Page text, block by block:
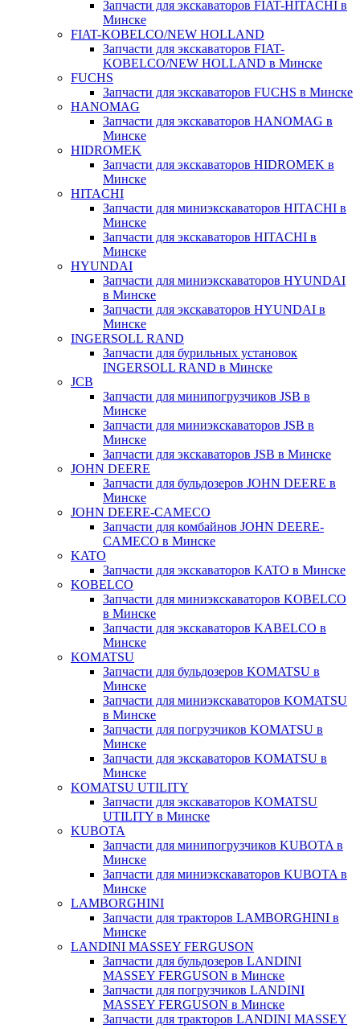
Запчасти для экскаваторов FIAT-HITACHI в
Минске
FIAT-KOBELCO/NEW HOLLAND
Запчасти для экскаваторов FIAT-
KOBELCO/NEW HOLLAND в Минске
FUCHS
Запчасти для экскаваторов FUCHS в Минске
HANOMAG
Запчасти для экскаваторов HANOMAG в
Минске
HIDROMEK
Запчасти для экскаваторов HIDROMEK в
Минске
HITACHI
Запчасти для миниэкскаваторов HITACHI в
Минске
Запчасти для экскаваторов HITACHI в
Минске
HYUNDAI
Запчасти для миниэкскаваторов HYUNDAI
в Минске
Запчасти для экскаваторов HYUNDAI в
Минске
INGERSOLL RAND
Запчасти для бурильных установок
INGERSOLL RAND в Минске
JCB
Запчасти для минипогрузчиков JSB в
Минске
Запчасти для миниэкскаваторов JSB в
Минске
Запчасти для экскаваторов JSB в Минске
JOHN DEERE
Запчасти для бульдозеров JOHN DEERE в
Минске
JOHN DEERE-CAMECO
Запчасти для комбайнов JOHN DEERE-
CAMECO в Минске
KATO
Запчасти для экскаваторов KATO в Минске
KOBELCO
Запчасти для миниэкскаваторов KOBELCO
в Минске
Запчасти для экскаваторов KABELCO в
Минске
KOMATSU
Запчасти для бульдозеров KOMATSU в
Минске
Запчасти для миниэкскаваторов KOMATSU
в Минске
Запчасти для погрузчиков KOMATSU в
Минске
Запчасти для экскаваторов KOMATSU в
Минске
KOMATSU UTILITY
Запчасти для экскаваторов KOMATSU
UTILITY в Минске
KUBOTA
Запчасти для минипогрузчиков KUBOTA в
Минске
Запчасти для миниэкскаваторов KUBOTA в
Минске
LAMBORGHINI
Запчасти для тракторов LAMBORGHINI в
Минске
LANDINI MASSEY FERGUSON
Запчасти для бульдозеров LANDINI
MASSEY FERGUSON в Минске
Запчасти для погрузчиков LANDINI
MASSEY FERGUSON в Минске
Запчасти для тракторов LANDINI MASSEY